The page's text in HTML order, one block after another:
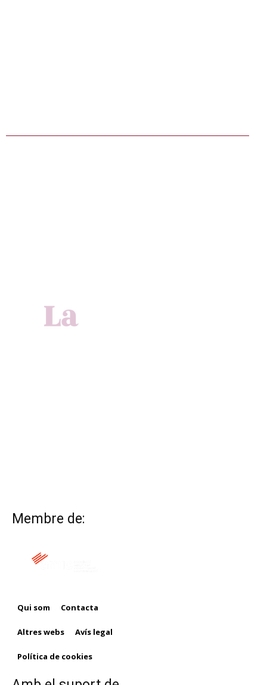
Membre de:
Qui som Contacta
Altres webs Avís legal
Política de cookies